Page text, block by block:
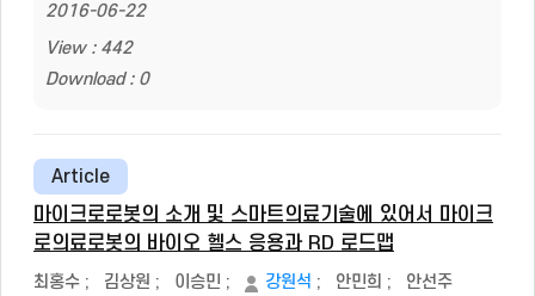
2016-06-22
View : 442
Download : 0
Article
마이크로로봇의 소개 및 스마트의료기술에 있어서 마이크
로의료로봇의 바이오 헬스 응용과 RD 로드맵
최홍수 ; 김상원 ; 이승민 ; 강원석 ; 안민희 ; 안선주